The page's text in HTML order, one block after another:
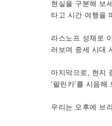
현실을 구분해 보
타고 시간 여행을
라스노프 성채로
러보며 중세 시대
마지막으로, 현지
'팔린카'를 시음해
우리는 오후에 브